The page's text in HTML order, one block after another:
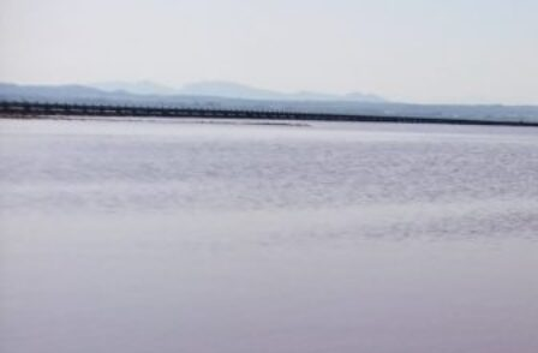
innehåll